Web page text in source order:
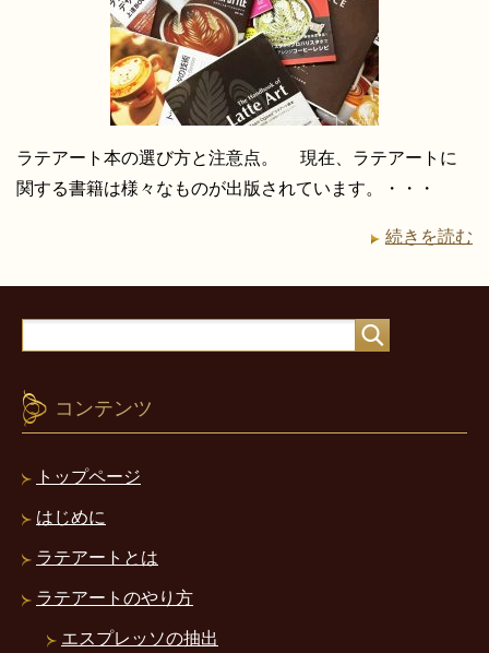
ラテアート本の選び方と注意点。 現在、ラテアートに
関する書籍は様々なものが出版されています。・・・
続きを読む
コンテンツ
トップページ
はじめに
ラテアートとは
ラテアートのやり方
エスプレッソの抽出